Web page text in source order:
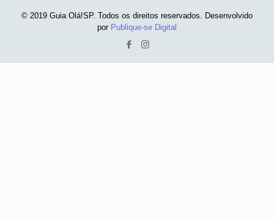
© 2019 Guia Olá!SP. Todos os direitos reservados. Desenvolvido
por Publique-se Digital